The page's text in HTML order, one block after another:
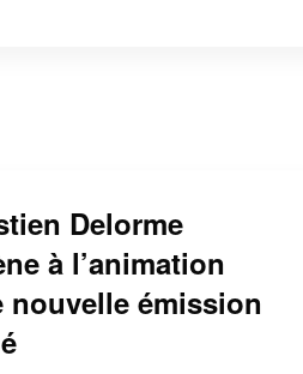
Delorme
à l’animation
nouvelle émission